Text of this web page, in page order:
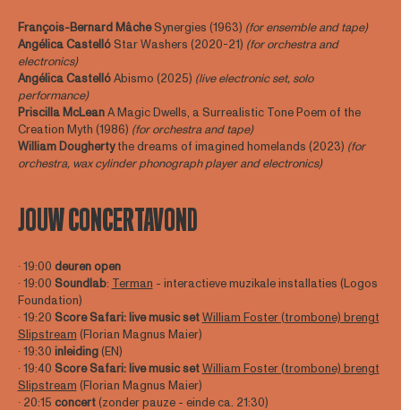
François-Bernard MâcheSynergies (1963) (for ensemble and tape)
Angélica CastellóStar Washers (2020-21) (for orchestra and
electronics)
Angélica CastellóAbismo (2025) (live electronic set, solo
performance)
Priscilla McLeanA Magic Dwells, a Surrealistic Tone Poem of the
Creation Myth (1986) (for orchestra and tape)
William Doughertythe dreams of imagined homelands (2023) (for
orchestra, wax cylinder phonograph player and electronics)
JOUW CONCERTAVOND
∙ 19:00 deuren open
∙ 19:00 Soundlab: Terman - interactieve muzikale installaties (Logos
Foundation)
∙ 19:20 Score Safari: live music setWilliam Foster (trombone) brengt
Slipstream (Florian Magnus Maier)
∙ 19:30 inleiding(EN)
∙ 19:40 Score Safari: live music setWilliam Foster (trombone) brengt
Slipstream (Florian Magnus Maier)
∙ 20:15 concert(zonder pauze - einde ca. 21:30)